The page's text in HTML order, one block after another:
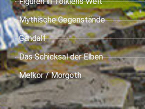
Mythische Gegenstände
Gandalf
Das Schicksal der Elben
Melkor / Morgoth